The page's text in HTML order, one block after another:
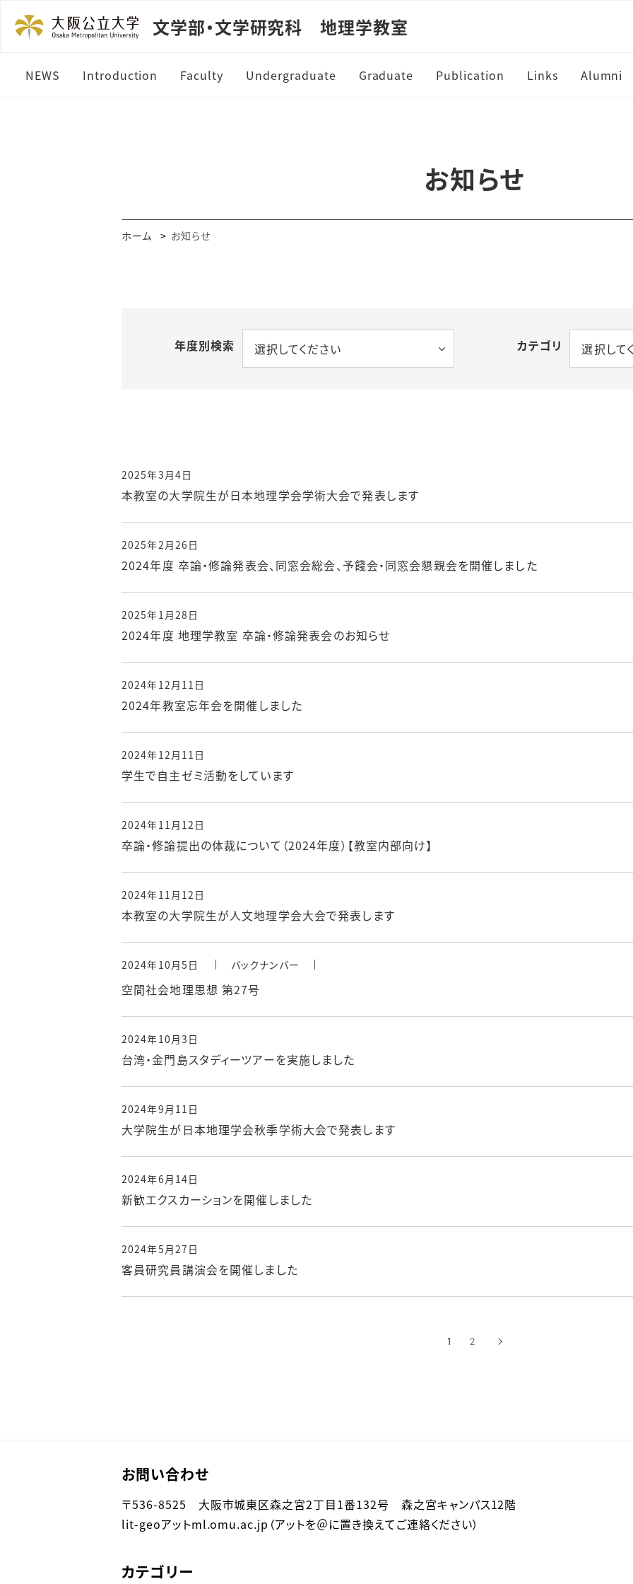
文学部・文学研究科 地理学教室
NEWS Introduction Faculty Undergraduate Graduate Publication Links Alumni
お知らせ
ホーム お知らせ
年度別検索 選択してください カテゴリ 選択して
2025年3月4日
本教室の大学院生が日本地理学会学術大会で発表します
2025年2月26日
2024年度 卒論・修論発表会、同窓会総会、予餞会・同窓会懇親会を開催しました
2025年1月28日
2024年度 地理学教室 卒論・修論発表会のお知らせ
2024年12月11日
2024年教室忘年会を開催しました
2024年12月11日
学生で自主ゼミ活動をしています
2024年11月12日
卒論・修論提出の体裁について（2024年度）【教室内部向け】
2024年11月12日
本教室の大学院生が人文地理学会大会で発表します
2024年10月5日 バックナンバー
空間社会地理思想 第27号
2024年10月3日
台湾・金門島スタディーツアーを実施しました
2024年9月11日
大学院生が日本地理学会秋季学術大会で発表します
2024年6月14日
新歓エクスカーションを開催しました
2024年5月27日
客員研究員講演会を開催しました
1 2 ›次へ
お問い合わせ
〒536-8525 大阪市城東区森之宮2丁目1番132号 森之宮キャンパス12階
lit-geoアットml.omu.ac.jp（アットを＠に置き換えてご連絡ください）
カテゴリー